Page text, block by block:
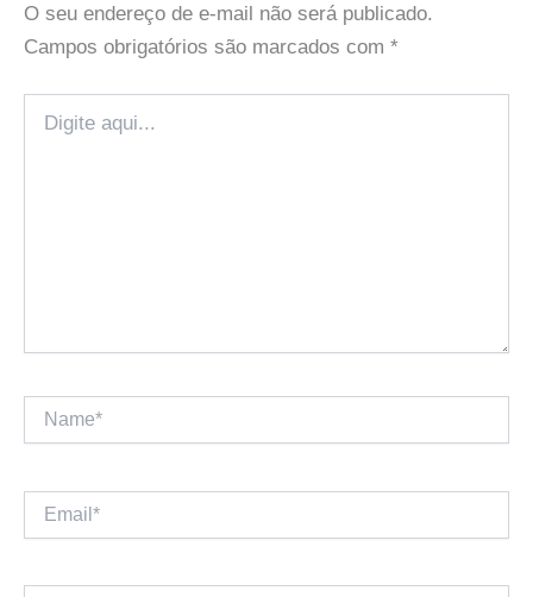
O seu endereço de e-mail não será publicado.
Campos obrigatórios são marcados com *
aqui...